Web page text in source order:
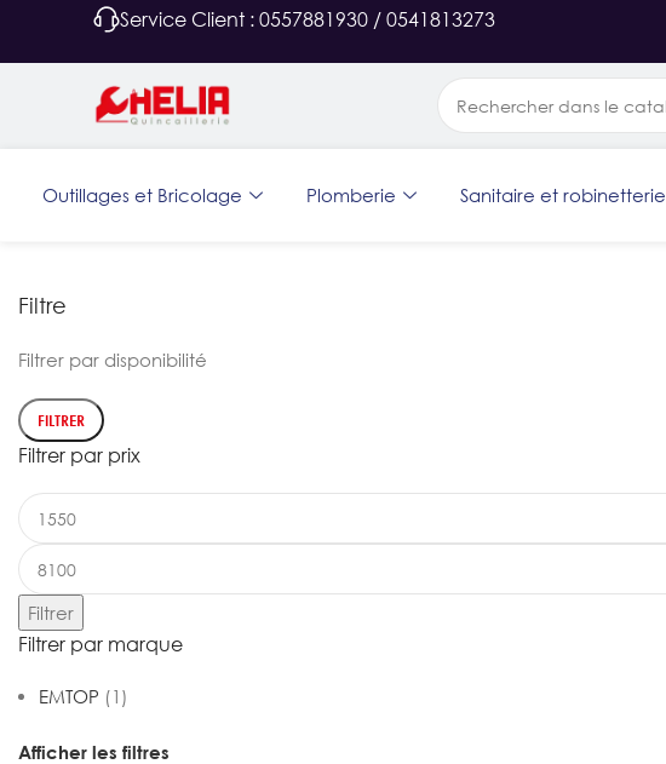
Service Client : 0557881930 / 0541813273
Outillages et Bricolage Plomberie Sanitaire et robinetterie
Filtre
Filtrer par disponibilité
FILTRER
Filtrer par prix
Filtrer
Filtrer par marque
EMTOP (1)
Afficher les filtres